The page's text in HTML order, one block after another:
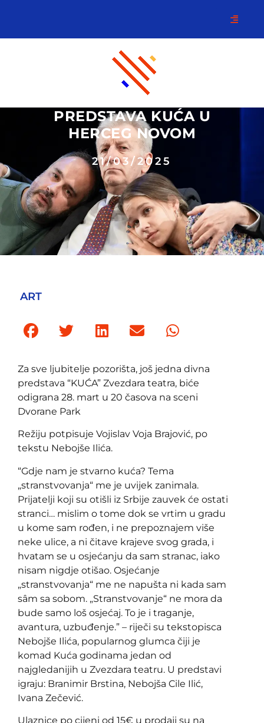
PREDSTAVA KUĆA U
HERCEG NOVOM
21/03/2025
ART
Za sve ljubitelje pozorišta, još jedna divna
predstava “KUĆA” Zvezdara teatra, biće
odigrana 28. mart u 20 časova na sceni
Dvorane Park
Režiju potpisuje Vojislav Voja Brajović, po
tekstu Nebojše Ilića.
“Gdje nam je stvarno kuća? Tema
„stranstvovanja“ me je uvijek zanimala.
Prijatelji koji su otišli iz Srbije zauvek će ostati
stranci… mislim o tome dok se vrtim u gradu
u kome sam rođen, i ne prepoznajem više
neke ulice, a ni čitave krajeve svog grada, i
hvatam se u osjećanju da sam stranac, iako
nisam nigdje otišao. Osjećanje
„stranstvovanja“ me ne napušta ni kada sam
sâm sa sobom. „Stranstvovanje“ ne mora da
bude samo loš osjećaj. To je i traganje,
avantura, uzbuđenje.” – riječi su tekstopisca
Nebojše Ilića, popularnog glumca čiji je
komad Kuća godinama jedan od
najgledanijih u Zvezdara teatru. U predstavi
igraju: Branimir Brstina, Nebojša Cile Ilić,
Ivana Zečević.
Ulaznice po cijeni od 15€ u prodaji su na